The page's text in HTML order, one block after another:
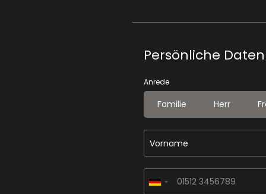
Persönliche Daten
Anrede
Familie Herr
Vorname